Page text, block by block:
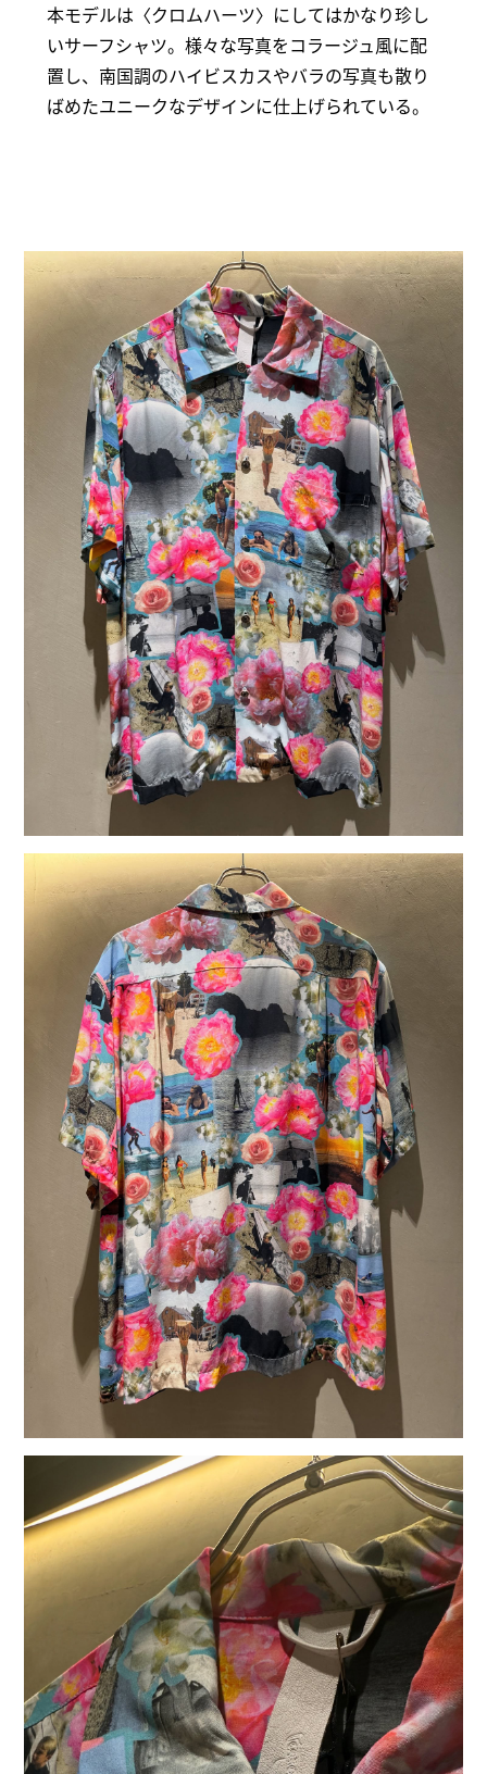
本モデルは〈クロムハーツ〉にしてはかなり珍し
いサーフシャツ。様々な写真をコラージュ風に配
置し、南国調のハイビスカスやバラの写真も散り
ばめたユニークなデザインに仕上げられている。